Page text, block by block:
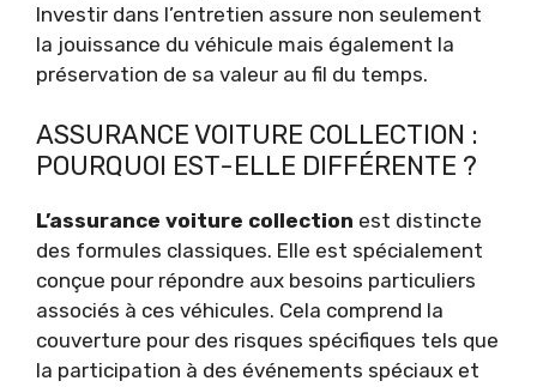
Investir dans l’entretien assure non seulement
la jouissance du véhicule mais également la
préservation de sa valeur au fil du temps.
ASSURANCE VOITURE COLLECTION :
POURQUOI EST-ELLE DIFFÉRENTE ?
L’assurance voiture collection est distincte
des formules classiques. Elle est spécialement
conçue pour répondre aux besoins particuliers
associés à ces véhicules. Cela comprend la
couverture pour des risques spécifiques tels que
la participation à des événements spéciaux et